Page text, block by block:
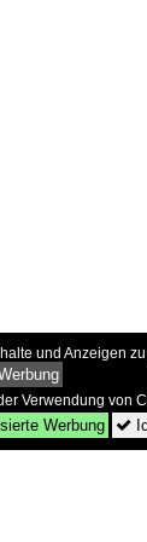
und Anzeigen
Verwendung von
Werbung 